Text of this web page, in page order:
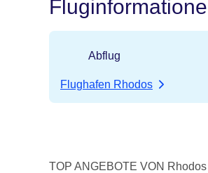
Abflug
Flughafen Rhodos
TOP ANGEBOTE VON